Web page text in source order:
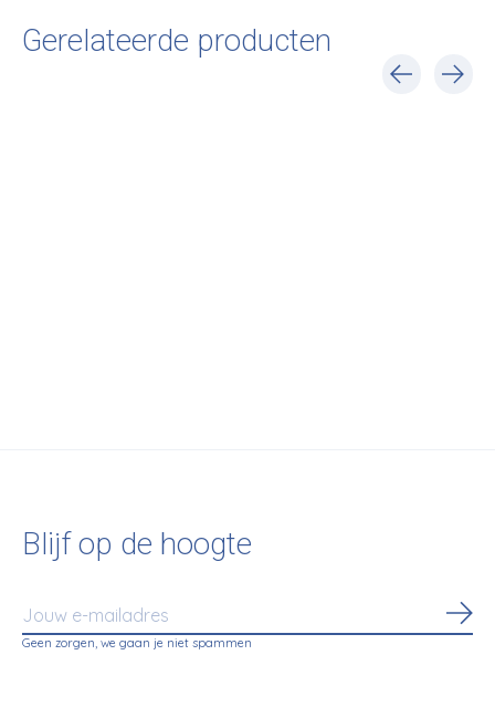
Gerelateerde producten
Blijf op de hoogte
Geen zorgen, we gaan je niet spammen